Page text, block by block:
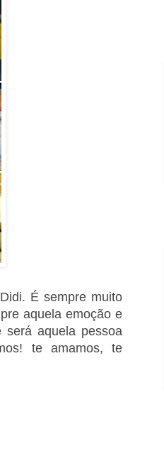
É sempre muito
aquela emoção e
aquela pessoa
te amamos, te